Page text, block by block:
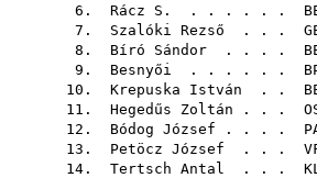
6. Rácz S. . . . . . .
7. Szalóki Rezső . . .
8. Bíró Sándor . . . .
9. Besnyői . . . . . .
10. Krepuska István . .
11. Hegedűs Zoltán . . .
12. Bódog József . . . .
13. Petöcz József . . .
14. Tertsch Antal . . .